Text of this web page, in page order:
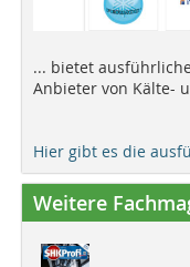
... bietet
Anbieter von Kälte-
Hier gibt es die
Weitere